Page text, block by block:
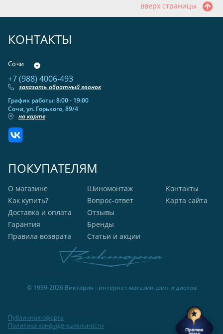
вверх страницы
КОНТАКТЫ
Сочи
+7 (988) 4006-493
заказать обратный звонок
График работы: 8:00 - 19:00
Сочи, ул. Горького, 89/4
на карте
ПОКУПАТЕЛЯМ
О магазине
Как купить?
Доставка и оплата
Гарантия
Правила возврата
Шиномонтаж
Вопрос-ответ
Отзывы
Бренды
Статьи и акции
Контакты
Карта сайта
© 1999-2026 Виктория - интернет-магазин шин и дисков
Публичная оферта
Политика конфиденциальности